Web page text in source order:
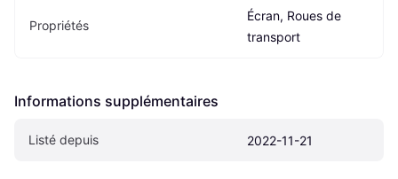
Propriétés
Écran, Roues de
transport
Informations supplémentaires
Listé depuis 2022-11-21